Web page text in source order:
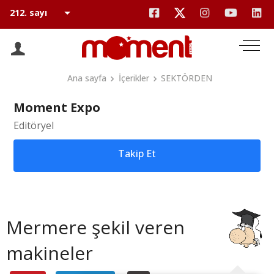
Ana sayfa İçerikler SEKTÖRDEN
Moment Expo
Editöryel
Takip Et
Mermere şekil veren
makineler